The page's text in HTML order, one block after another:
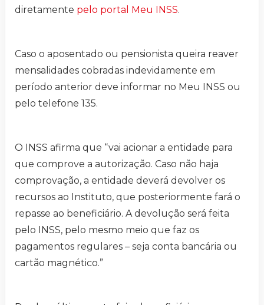
diretamente pelo portal Meu INSS.
Caso o aposentado ou pensionista queira reaver
mensalidades cobradas indevidamente em
período anterior deve informar no Meu INSS ou
pelo telefone 135.
O INSS afirma que “vai acionar a entidade para
que comprove a autorização. Caso não haja
comprovação, a entidade deverá devolver os
recursos ao Instituto, que posteriormente fará o
repasse ao beneficiário. A devolução será feita
pelo INSS, pelo mesmo meio que faz os
pagamentos regulares – seja conta bancária ou
cartão magnético.”